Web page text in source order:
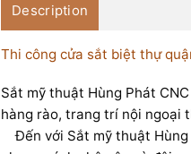
Description
Thi công cửa sắt biệt thự
Sắt mỹ thuật Hùng Phát
hàng rào, trang trí nội ngoại
Đến với Sắt mỹ thuật Hùng